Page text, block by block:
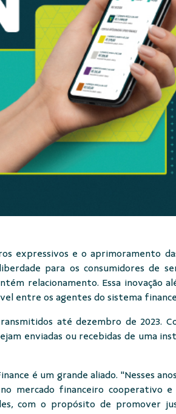
expressivos e o aprimoramento
para os consumidores de
relacionamento. Essa inovação
entre os agentes do sistema
até dezembro de 2023.
enviadas ou recebidas de uma
é um grande aliado. "Nesses
mercado financeiro cooperativo e
com o propósito de promover